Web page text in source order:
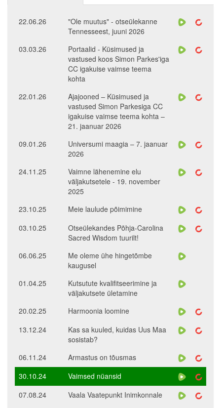
22.06.26
"Ole muutus" - otseülekanne
Tennesseest, juuni 2026
03.03.26
Portaalid - Küsimused ja
vastused koos Simon Parkes'iga
CC igakuise vaimse teema
kohta
22.01.26
Ajajooned – Küsimused ja
vastused Simon Parkesiga CC
igakuise vaimse teema kohta –
21. jaanuar 2026
09.01.26
Universumi maagia – 7. jaanuar
2026
24.11.25
Vaimne lähenemine elu
väljakutsetele - 19. november
2025
23.10.25
Meie laulude põimimine
03.10.25
Otseülekandes Põhja-Carolina
Sacred Wisdom tuurilt!
06.06.25
Me oleme ühe hingetõmbe
kaugusel
01.04.25
Kutsutute kvalifitseerimine ja
väljakutsete ületamine
20.02.25
Harmoonia loomine
13.12.24
Kas sa kuuled, kuidas Uus Maa
sosistab?
06.11.24
Armastus on tõusmas
30.10.24
Vaimsed nüansid
07.08.24
Vaala Vaatepunkt Inimkonnale